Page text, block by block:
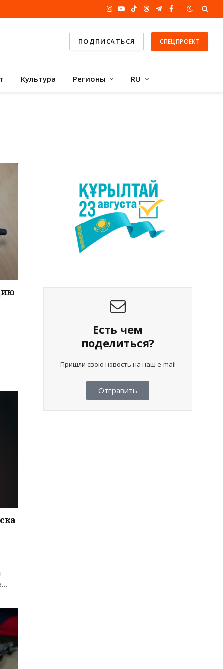
Instagram
YouTube
TikTokThreadsTelegram
Facebook
ПОДПИСАТЬСЯ СПЕЦПРОЕКТ
Культура Регионы RU
Есть чем
поделиться?
Пришли свою новость на наш e-mail
Отправить